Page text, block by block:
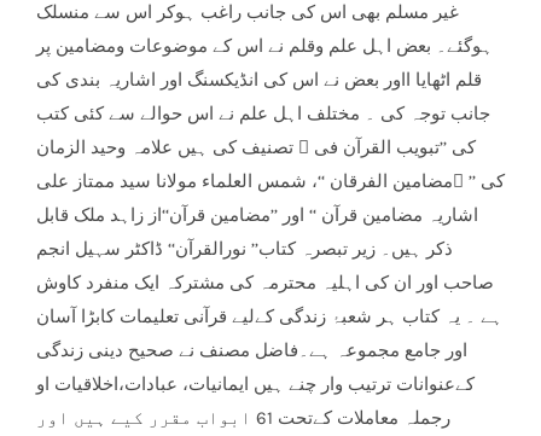
غیر مسلم بھی اس کی جانب راغب ہوکر اس سے منسلک
ہوگئے۔ بعض اہل علم وقلم نے اس کے موضوعات ومضامین پر
قلم اٹھایا ااور بعض نے اس کی انڈیکسنگ اور اشاریہ بندی کی
جانب توجہ کی ۔ مختلف اہل علم نے اس حوالے سے كئی کتب
تصنیف کی ہیں علامہ وحید الزمان  کی ’’تبویب القرآن فی
مضامین الفرقان ‘‘، شمس العلماء مولانا سید ممتاز علی کی ’’
اشاریہ مضامین قرآن ‘‘ اور ’’مضامین قرآن‘‘از زاہد ملک قابل
ذکر ہیں۔ زیر تبصرہ کتاب’’ نورالقرآن‘‘ ڈاکٹر سہیل انجم
صاحب اور ان کی اہلیہ محترمہ کی مشترکہ ایک منفرد کاوش
ہے ۔ یہ کتاب ہر شعبۂ زندگی کےلیے قرآنی تعلیمات کابڑا آسان
اور جامع مجموعہ ہے۔فاضل مصنف نے صحیح دینی زندگی
کےعنوانات ترتیب وار چنے ہیں ایمانیات، عبادات،اخلاقیات او
رجملہ معاملات کےتحت 61 ابواب مقرر کیے ہیں اور